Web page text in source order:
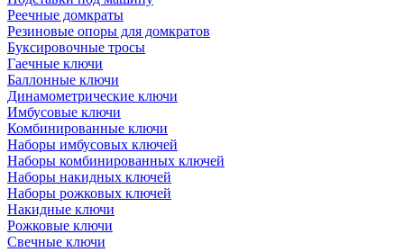
Реечные домкраты
Резиновые опоры для домкратов
Буксировочные тросы
Гаечные ключи
Баллонные ключи
Динамометрические ключи
Имбусовые ключи
Комбинированные ключи
Наборы имбусовых ключей
Наборы комбинированных ключей
Наборы накидных ключей
Наборы рожковых ключей
Накидные ключи
Рожковые ключи
Свечные ключи